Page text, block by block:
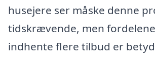
husejere ser måske denne
tidskrævende, men
indhente flere tilbud er